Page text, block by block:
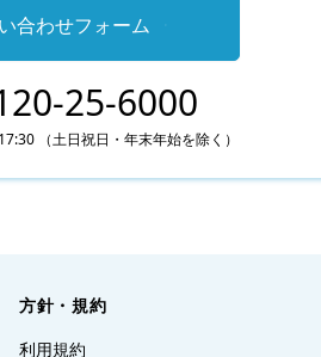
合わせフォーム
25-6000
（土日祝日・年末年始を除く）
方針・規約
利用規約